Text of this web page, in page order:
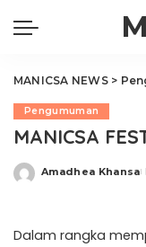
MANICSA NEWS>
Pengumuman
MANICSA
Posted
Amadhea Khansa
Dalam rangka